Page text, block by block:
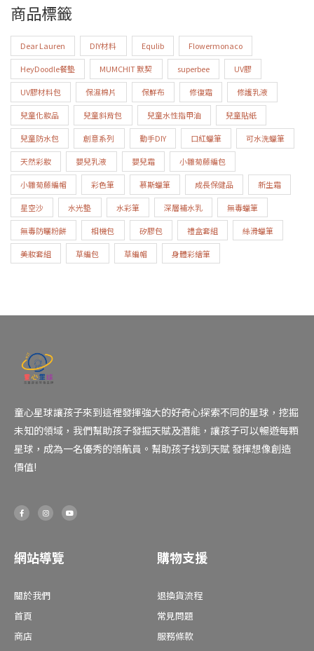
商品標籤
Dear Lauren DIY材料 Equlib Flowermonaco
HeyDoodle餐墊 MUMCHIT 默契 superbee UV膠
UV膠材料包 保濕棉片 保鮮布 修復霜 修護乳液
兒童化妝品 兒童斜背包 兒童水性指甲油 兒童貼紙
兒童防水包 創意系列 動手DIY 口紅蠟筆 可水洗蠟筆
天然彩妝 嬰兒乳液 嬰兒霜 小雛菊藤編包
小雛菊藤編帽 彩色筆 慕斯蠟筆 成長保健品 新生霜
星空沙 水光墊 水彩筆 深層補水乳 無毒蠟筆
無毒防曬粉餅 相機包 矽膠包 禮盒套組 絲滑蠟筆
美妝套組 草編包 草編帽 身體彩繪筆
童心星球讓孩子來到這裡發揮強大的好奇心探索不同的星球，挖掘
未知的領域，我們幫助孩子發掘天賦及潛能，讓孩子可以暢遊每顆
星球，成為一名優秀的領航員。幫助孩子找到天賦 發揮想像創造
價值!
F
a
c
k
-
I
n
s
a
m
Y
o
u
網站導覽
關於我們
首頁
商店
購物支援
退換貨流程
常見問題
服務條款